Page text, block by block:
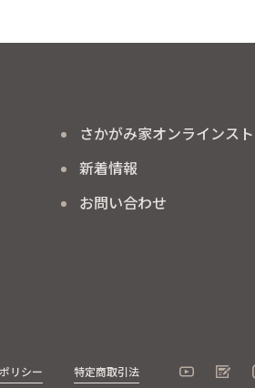
さかがみ家オンラインス
新着情報
お問い合わせ
リシー 特定商取引法